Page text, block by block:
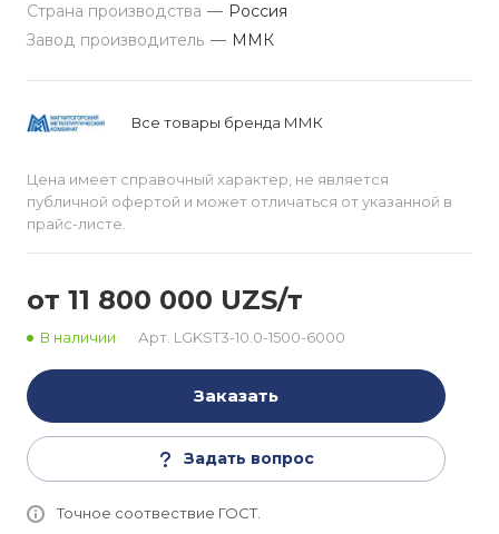
Страна производства — Россия
Завод производитель — ММК
Все товары бренда ММК
Цена имеет справочный характер, не является
публичной офертой и может отличаться от указанной в
прайс-листе.
от 11 800 000 UZS/т
В наличии Арт. LGKST3-10.0-1500-6000
Заказать
Задать вопрос
Точное соотвествие ГОСТ.